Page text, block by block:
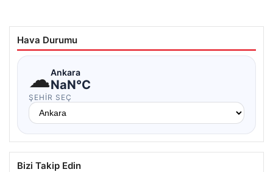
Hava Durumu
☁Ankara
NaN°C
ŞEHIR SEÇ
Bizi Takip Edin